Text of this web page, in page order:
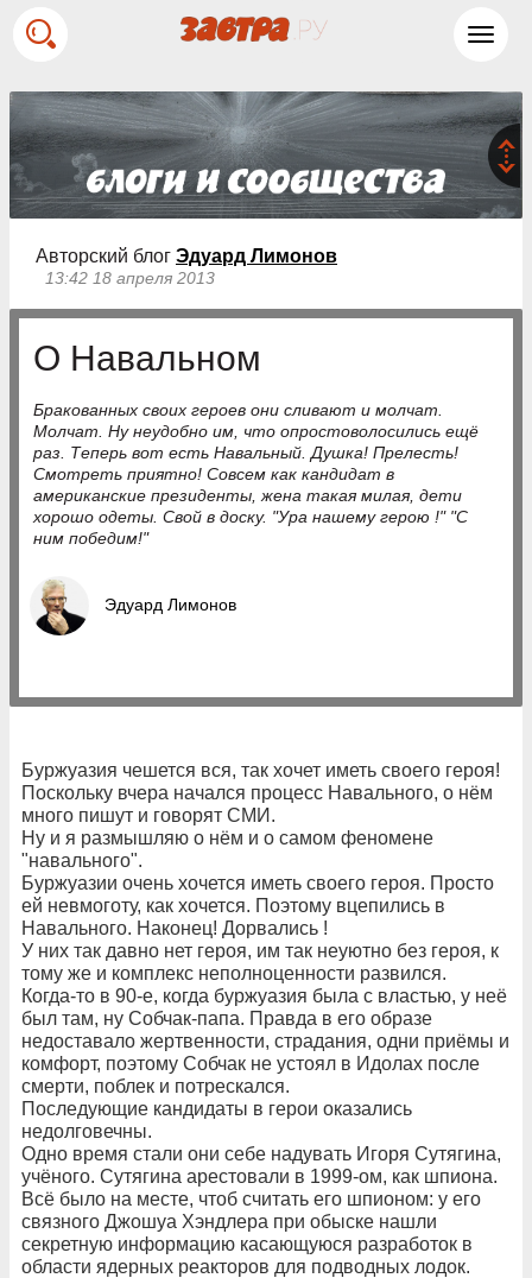
Авторский блог Эдуард Лимонов
13:42 18 апреля 2013
О Навальном
Бракованных своих героев они сливают и молчат.
Молчат. Ну неудобно им, что опростоволосились ещё
раз. Теперь вот есть Навальный. Душка! Прелесть!
Смотреть приятно! Совсем как кандидат в
американские президенты, жена такая милая, дети
хорошо одеты. Свой в доску. "Ура нашему герою !" "С
ним победим!"
Эдуард Лимонов
Буржуазия чешется вся, так хочет иметь своего героя!
Поскольку вчера начался процесс Навального, о нём
много пишут и говорят СМИ.
Ну и я размышляю о нём и о самом феномене
"навального".
Буржуазии очень хочется иметь своего героя. Просто
ей невмоготу, как хочется. Поэтому вцепились в
Навального. Наконец! Дорвались !
У них так давно нет героя, им так неуютно без героя, к
тому же и комплекс неполноценности развился.
Когда-то в 90-е, когда буржуазия была с властью, у неё
был там, ну Собчак-папа. Правда в его образе
недоставало жертвенности, страдания, одни приёмы и
комфорт, поэтому Собчак не устоял в Идолах после
смерти, поблек и потрескался.
Последующие кандидаты в герои оказались
недолговечны.
Одно время стали они себе надувать Игоря Сутягина,
учёного. Сутягина арестовали в 1999-ом, как шпиона.
Всё было на месте, чтоб считать его шпионом: у его
связного Джошуа Хэндлера при обыске нашли
секретную информацию касающуюся разработок в
области ядерных реакторов для подводных лодок.